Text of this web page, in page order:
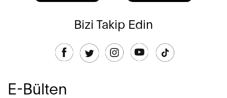
Bizi Takip Edin
E-Bülten